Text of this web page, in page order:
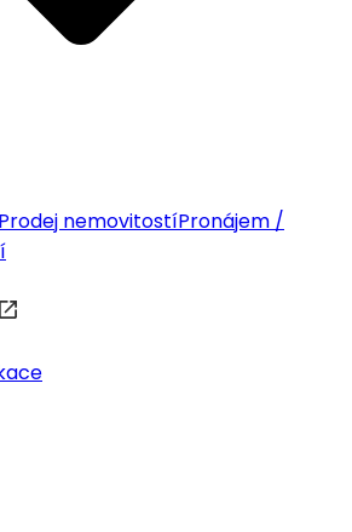
Prodej nemovitostíPronájem /